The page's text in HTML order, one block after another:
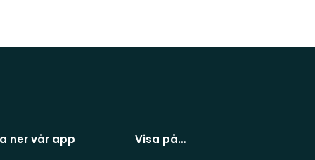
ner vår app Visa på…